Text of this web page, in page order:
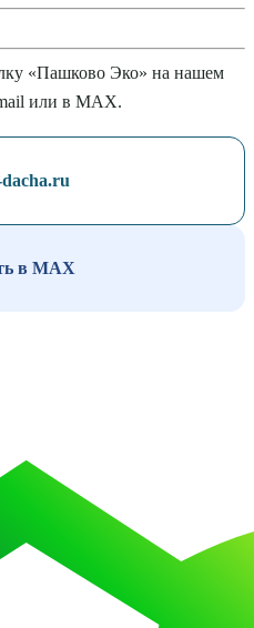
«Пашково Эко» на нашем
или в MAX.
в MAX